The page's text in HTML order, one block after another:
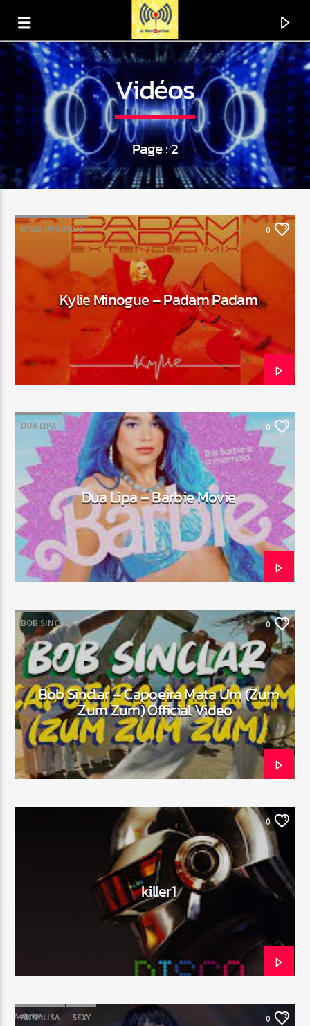
En ce moment
Titre
Emission en cours
Web-Radio-Années 100% 80s
Web-Radio-Le-Mosquitos
Web-Radio-Sicily
Web-Radio-Années 80
Web-Radio-Latino
Vidéos
Page : 2
KYLIE MINOGUE 0
Kylie Minogue – Padam Padam
DUA LIPA 0
Dua Lipa – Barbie Movie
BOB SINCLAR 0
Bob Sinclar – Capoeira Mata Um (Zum
Zum Zum) Official Video
0
killer1
ANNALISA SEXY 0